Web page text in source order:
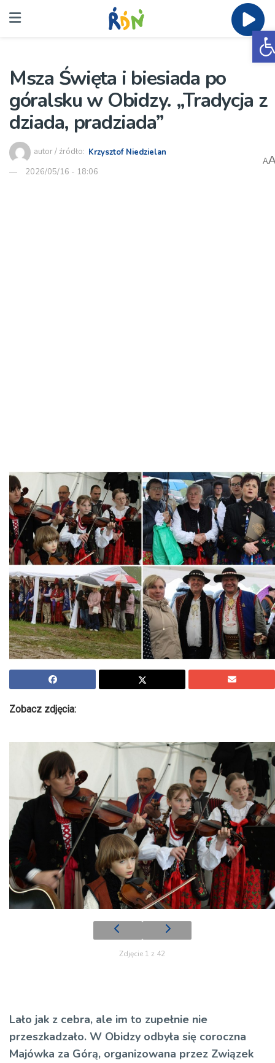
Msza Święta i biesiada po
góralsku w Obidzy. „Tradycja z
dziada, pradziada”
autor / źródło: Krzysztof Niedzielan
2026/05/16 - 18:06
A
Zobacz zdjęcia:
Zdjęcie 1 z 42
Lało jak z cebra, ale im to zupełnie nie
przeszkadzało. W Obidzy odbyła się coroczna
Majówka za Górą, organizowana przez Związek